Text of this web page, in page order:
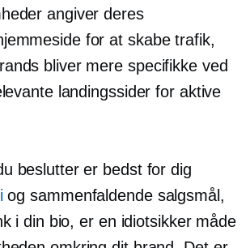
angiver deres
for at skabe trafik,
bliver mere specifikke ved
landingssider for aktive
beslutter er bedst for dig
og sammenfaldende salgsmål,
i din bio, er en idiotsikker måde